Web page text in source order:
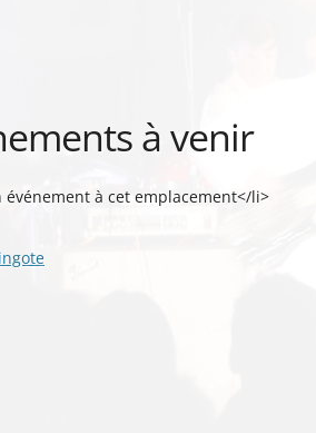
à venir
événement à cet emplacement</li>